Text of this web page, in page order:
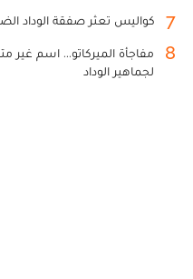
7 كواليس تعثر صفقة الوداد
8
مفاجأة الميركاتو... اسم غير
لجماهير الوداد